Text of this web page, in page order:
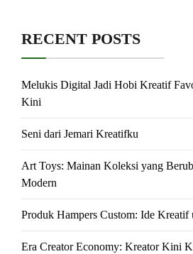
RECENT POSTS
Melukis Digital Jadi Hobi Kreatif
Kini
Seni dari Jemari Kreatifku
Art Toys: Mainan Koleksi yang
Modern
Produk Hampers Custom: Ide
Era Creator Economy: Kreator Kini